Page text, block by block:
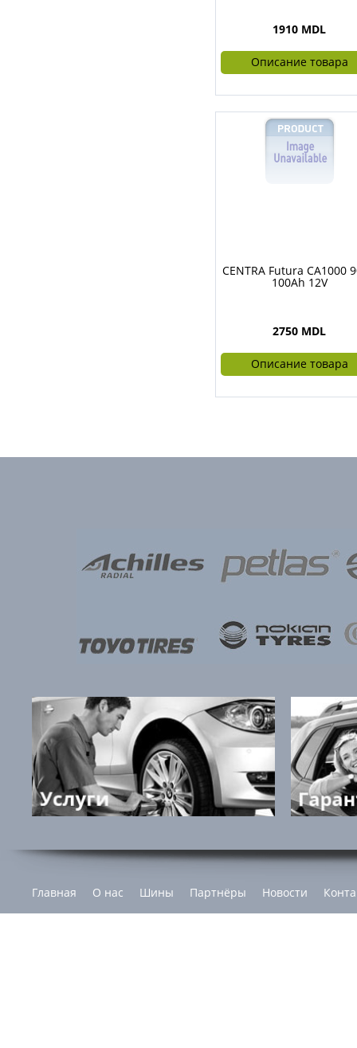
1910 MDL
Описание товара
CENTRA Futura CA1000
100Ah 12V
2750 MDL
Описание товара
Главная О нас Шины Партнёры Новости